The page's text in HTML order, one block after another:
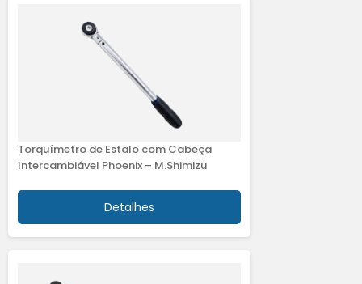
Torquímetro de Estalo com Cabeça
Intercambiável Phoenix – M.Shimizu
Detalhes